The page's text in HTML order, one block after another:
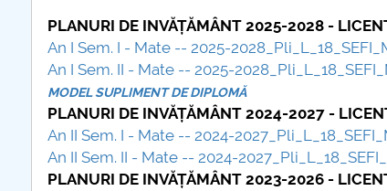
PLANURI DE INVĂȚĂMÂNT 2025-2028 -
An I Sem. I - Mate -- 2025-
An I Sem. II - Mate -- 2025-
MODEL SUPLIMENT DE DIPLOMĂ
PLANURI DE INVĂȚĂMÂNT 2024-2027 -
An II Sem. I - Mate -- 2024-
An II Sem. II - Mate -- 2024-
PLANURI DE INVĂȚĂMÂNT 2023-2026 -
plus d'info...